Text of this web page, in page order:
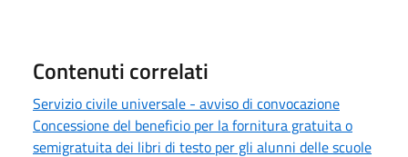
Contenuti correlati
Servizio civile universale - avviso di convocazione
Concessione del beneficio per la fornitura gratuita o
semigratuita dei libri di testo per gli alunni delle scuole